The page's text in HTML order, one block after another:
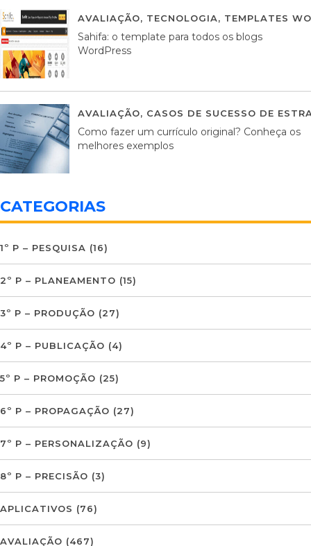
AVALIAÇÃO, TECNOLOGIA, TEMPLATES
Sahifa: o template para todos os blogs
WordPress
AVALIAÇÃO, CASOS DE SUCESSO DE
Como fazer um currículo original? Conheça os
melhores exemplos
CATEGORIAS
1º P – PESQUISA (16)
2º P – PLANEAMENTO (15)
3º P – PRODUÇÃO (27)
4º P – PUBLICAÇÃO (4)
5º P – PROMOÇÃO (25)
6º P – PROPAGAÇÃO (27)
7º P – PERSONALIZAÇÃO (9)
8º P – PRECISÃO (3)
APLICATIVOS (76)
AVALIAÇÃO (467)